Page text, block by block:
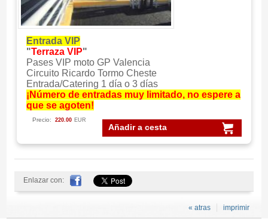
Entrada VIP
"Terraza VIP"
Pases VIP moto GP Valencia
Circuito Ricardo Tormo Cheste
Entrada/Catering 1 día o 3 días
¡Número de entradas muy limitado, no espere a
que se agoten!
Añadir a cesta
Precio: 220.00 EUR
Enlazar con:
imprimir
« atras